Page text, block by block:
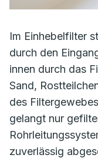
Im Einhebelfilter
durch den
innen durch das
Sand,
des
gelangt nur
zuverlässig